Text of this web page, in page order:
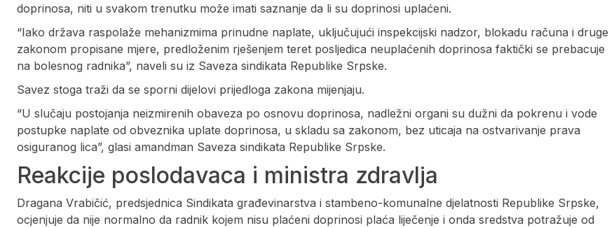
doprinosa, niti u svakom trenutku može imati saznanje da li su doprinosi uplaćeni.
“Iako država raspolaže mehanizmima prinudne naplate, uključujući inspekcijski nadzor, blokadu računa i druge
zakonom propisane mjere, predloženim rješenjem teret posljedica neuplaćenih doprinosa faktički se prebacuje
na bolesnog radnika”, naveli su iz Saveza sindikata Republike Srpske.
Savez stoga traži da se sporni dijelovi prijedloga zakona mijenjaju.
“U slučaju postojanja neizmirenih obaveza po osnovu doprinosa, nadležni organi su dužni da pokrenu i vode
postupke naplate od obveznika uplate doprinosa, u skladu sa zakonom, bez uticaja na ostvarivanje prava
osiguranog lica”, glasi amandman Saveza sindikata Republike Srpske.
Reakcije poslodavaca i ministra zdravlja
Dragana Vrabičić, predsjednica Sindikata građevinarstva i stambeno-komunalne djelatnosti Republike Srpske,
ocjenjuje da nije normalno da radnik kojem nisu plaćeni doprinosi plaća liječenje i onda sredstva potražuje od